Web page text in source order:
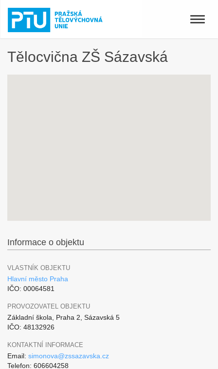
Toggle
Tělocvična ZŠ Sázavská
Informace o objektu
VLASTNÍK OBJEKTU
Hlavní město Praha
IČO: 00064581
PROVOZOVATEL OBJEKTU
Základní škola, Praha 2, Sázavská 5
IČO: 48132926
KONTAKTNÍ INFORMACE
Email: simonova@zssazavska.cz
Telefon: 606604258